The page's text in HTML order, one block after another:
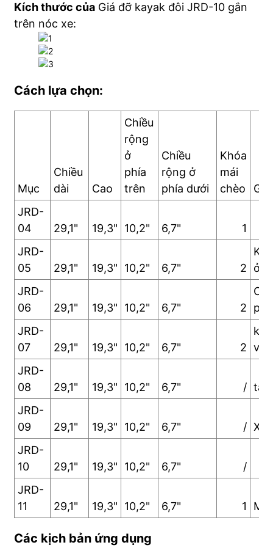
Kích thước củaGiá đỡ kayak đôi JRD-10 gắn
trên nóc xe:
Cách lựa chọn:
Mục
Chiều
dài
Cao
Chiều
rộng
ở
phía
trên
Chiều
rộng ở
phía dưới
Khóa
mái
chèo
JRD-
04
29,1" 19,3" 10,2" 6,7"
1
JRD-
05
29,1" 19,3" 10,2" 6,7" 2
ở
JRD-
06
29,1" 19,3" 10,2" 6,7" 2
JRD-
07
29,1" 19,3" 10,2" 6,7" 2 và
JRD-
08
29,1" 19,3" 10,2" 6,7" / tay
JRD-
09
29,1" 19,3" 10,2" 6,7" / Xử
JRD-
10
29,1" 19,3" 10,2" 6,7"
/
JRD-
11
29,1" 19,3" 10,2" 6,7" 1
Các kịch bản ứng dụng